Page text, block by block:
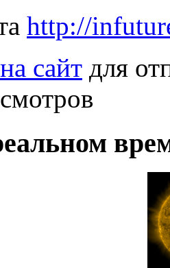
http://
сайт для